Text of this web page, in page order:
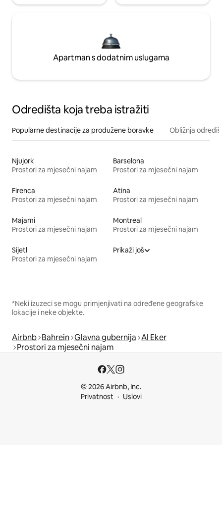
Apartman s dodatnim uslugama
Odredišta koja treba istražiti
Popularne destinacije za produžene boravke Obližnja
Njujork
Prostori za mjesečni najam
Barselona
Prostori za mjesečni najam
Firenca
Prostori za mjesečni najam
Atina
Prostori za mjesečni najam
Majami
Prostori za mjesečni najam
Montreal
Prostori za mjesečni najam
Sijetl
Prostori za mjesečni najam
Prikaži još
*Neki izuzeci se mogu primjenjivati na određene geografske
lokacije i neke objekte.
Airbnb Bahrein Glavna gubernija Al Eker
Prostori za mjesečni najam
© 2026 Airbnb, Inc.
Privatnost
Uslovi